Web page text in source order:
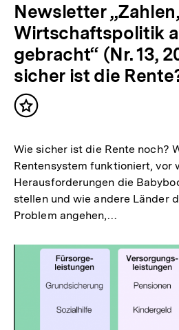
Newsletter
Wirtschaftspolitik
gebracht“ (Nr. 13,
sicher ist die
Inhalt
Wie sicher ist die Rente noch?
Rentensystem funktioniert, vor
Herausforderungen die
stellen und wie andere Länder
Problem angehen,…